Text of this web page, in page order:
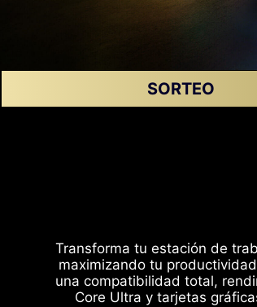
SORTEO
Transforma tu estación de
maximizando tu
una compatibilidad total,
Core Ultra y tarjetas